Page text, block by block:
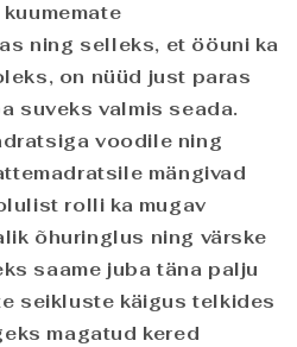
ning selleks, et ööuni ka
on nüüd just paras
suveks valmis seada.
voodile ning
mängivad
rolli ka mugav
õhuringlus ning värske
saame juba täna palju
seikluste käigus telkides
magatud kered